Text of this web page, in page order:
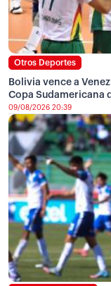
Otros Deportes
Bolivia vence a
Copa Sudamericana
09/08/2026 20:39